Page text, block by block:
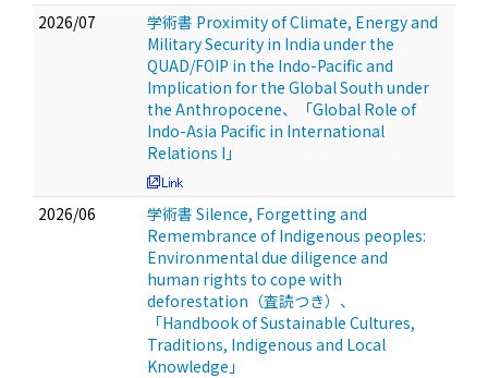
2026/07
学術書 Proximity of Climate, Energy and
Military Security in India under the
QUAD/FOIP in the Indo-Pacific and
Implication for the Global South under
the Anthropocene、「Global Role of
Indo-Asia Pacific in International
Relations I」
2026/06
学術書 Silence, Forgetting and
Remembrance of Indigenous peoples:
Environmental due diligence and
human rights to cope with
deforestation（査読つき）、
「Handbook of Sustainable Cultures,
Traditions, Indigenous and Local
Knowledge」